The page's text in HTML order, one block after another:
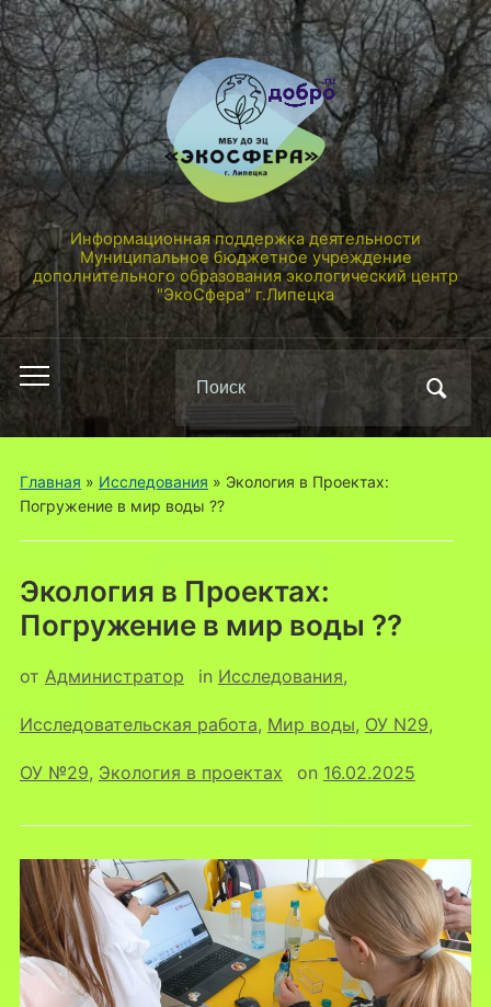
Информационная поддержка деятельности
Муниципальное бюджетное учреждение
дополнительного образования экологический центр
"ЭкоСфера" г.Липецка
Переключить
мобильное
меню
Поиск
по:
Главная » Исследования » Экология в Проектах:
Погружение в мир воды ??
Экология в Проектах:
Погружение в мир воды ??
от Администратор in Исследования,
Исследовательская работа, Мир воды, ОУ N29,
ОУ №29, Экология в проектах on 16.02.2025